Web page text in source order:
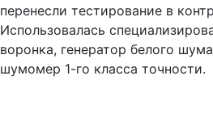
перенесли тестирование в
Использовалась
воронка, генератор белого
шумомер 1-го класса точности.